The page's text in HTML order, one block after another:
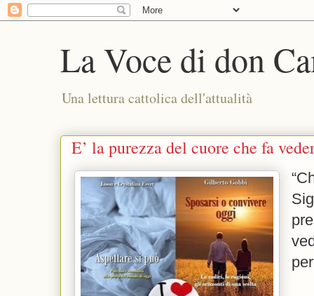
La Voce di don
Una lettura cattolica dell'attualità
E’ la purezza del cuore che fa